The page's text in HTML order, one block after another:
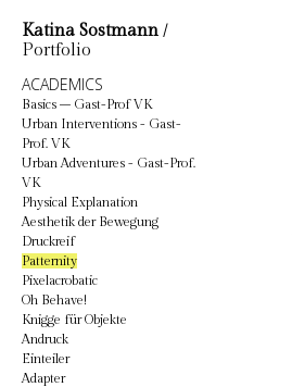
Katina Sostmann /
Portfolio
ACADEMICS
Basics – Gast-Prof VK
Urban Interventions - Gast-
Prof. VK
Urban Adventures - Gast-Prof.
VK
Physical Explanation
Aesthetik der Bewegung
Druckreif
Patternity
Pixelacrobatic
Oh Behave!
Knigge für Objekte
Andruck
Einteiler
Adapter